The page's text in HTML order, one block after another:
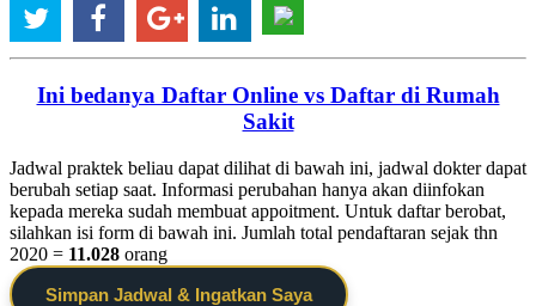
Ini bedanya Daftar Online vs Daftar di Rumah
Sakit
Jadwal praktek beliau dapat dilihat di bawah ini, jadwal dokter dapat
berubah setiap saat. Informasi perubahan hanya akan diinfokan
kepada mereka sudah membuat appoitment. Untuk daftar berobat,
silahkan isi form di bawah ini. Jumlah total pendaftaran sejak thn
2020 = 11.028 orang
Simpan Jadwal & Ingatkan Saya